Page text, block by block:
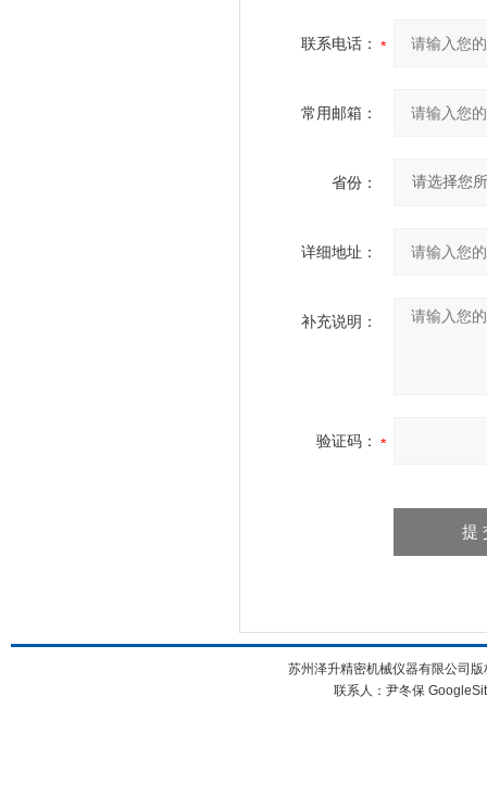
联系电话：
常用邮箱：
省份：
详细地址：
补充说明：
验证码：
苏州泽升精密机械仪器有限公司
联系人：尹冬保